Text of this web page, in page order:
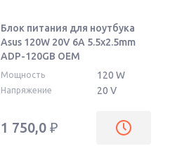
Блок питания для ноутбука
Asus 120W 20V 6A 5.5x2.5mm
ADP-120GB OEM
Мощность 120 W
Напряжение 20 V
1 750,0 ₽